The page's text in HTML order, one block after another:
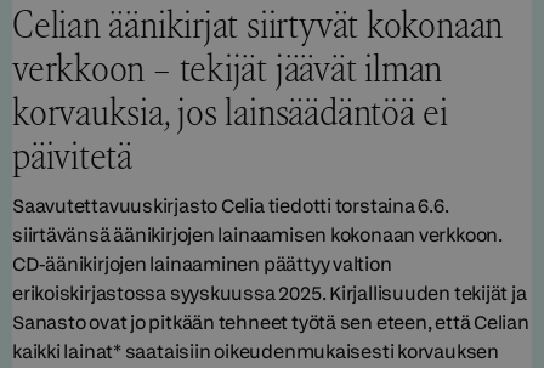
Celian äänikirjat siirtyvät kokonaan
verkkoon – tekijät jäävät ilman
korvauksia, jos lainsäädäntöä ei
päivitetä
Saavutettavuuskirjasto Celia tiedotti torstaina 6.6.
siirtävänsä äänikirjojen lainaamisen kokonaan verkkoon.
CD-äänikirjojen lainaaminen päättyy valtion
erikoiskirjastossa syyskuussa 2025. Kirjallisuuden tekijät ja
Sanasto ovat jo pitkään tehneet työtä sen eteen, että Celian
kaikki lainat* saataisiin oikeudenmukaisesti korvauksen